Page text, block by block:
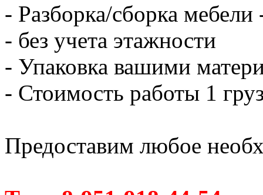
- Разборка/сборка мебели
- без учета этажности
- Упаковка вашими
- Стоимость работы 1
Предоставим любое